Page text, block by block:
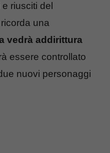
riusciti del
una
vedrà addirittura
essere controllato
nuovi personaggi